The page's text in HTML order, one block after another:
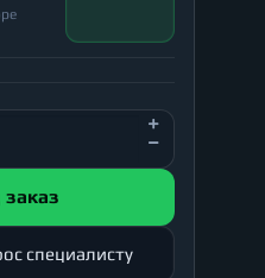
специалисту